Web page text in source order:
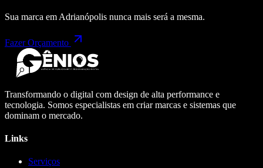
Sua marca em Adrianópolis nunca mais será a mesma.
Fazer Orçamento
Transformando o digital com design de alta performance e
tecnologia. Somos especialistas em criar marcas e sistemas que
dominam o mercado.
Links
Serviços